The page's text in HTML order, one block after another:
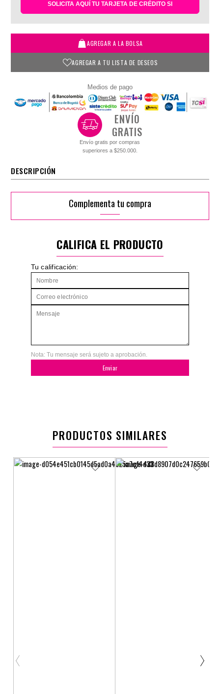
SOLICITA AQUÍ TU TARJETA DE CRÉDITO SI
AGREGAR A LA BOLSA
AGREGAR A TU LISTA DE DESEOS
Medios de pago
ENVÍO
GRATIS
Envío gratis por compras
superiores a $250.000.
DESCRIPCIÓN
Complementa tu compra
CALIFICA EL PRODUCTO
Tu calificación:
Nota: Tu mensaje será sujeto a aprobación.
Enviar
PRODUCTOS SIMILARES